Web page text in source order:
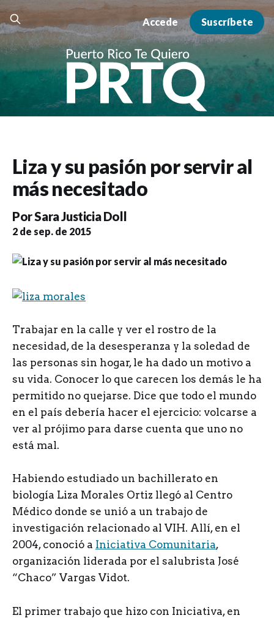
Accede Suscríbete
Liza y su pasión por servir al
más necesitado
PorSara Justicia Doll
2 de sep. de 2015
Trabajar en la calle y ver el rostro de la
necesidad, de la desesperanza y la soledad de
las personas sin hogar, le ha dado un motivo a
su vida. Conocer lo que carecen los demás le ha
permitido no quejarse. Dice que todo el mundo
en el país debería hacer el ejercicio: volcarse a
ver al prójimo para darse cuenta que uno no
está mal.
Habiendo estudiado un bachillerato en
biología Liza Morales Ortiz llegó al Centro
Médico donde se unió a un trabajo de
investigación relacionado al VIH. Allí, en el
2004, conoció a Iniciativa Comunitaria,
organización liderada por el salubrista José
“Chaco” Vargas Vidot.
El primer trabajo que hizo con Iniciativa, en